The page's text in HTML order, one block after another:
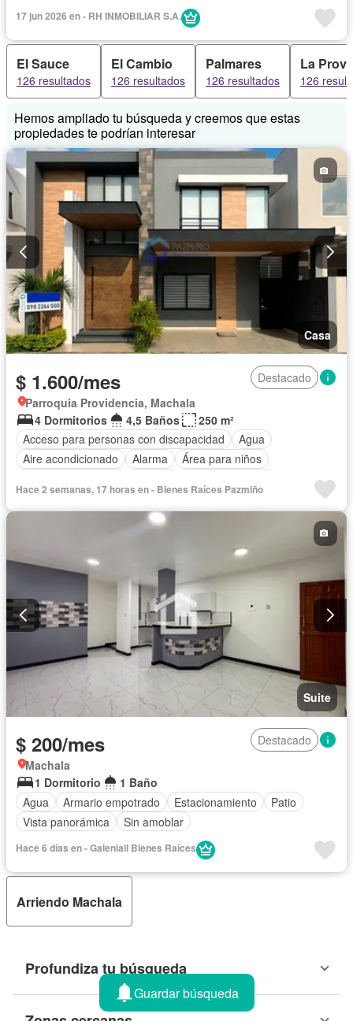
17 jun 2026 en - RH INMOBILIAR S.A.
El Sauce
126 resultados
El Cambio
126 resultados
Palmares
126 resultados
La
126
Hemos ampliado tu búsqueda y creemos que estas
propiedades te podrían interesar
Casa
$ 1.600/mes
Destacado
Parroquia Providencia, Machala
4 Dormitorios
4,5 Baños
250 m²
Acceso para personas con discapacidad
Agua
Aire acondicionado
Alarma
Área para niños
Cocina integral
Cocina equipada
Cuarto de servicio
Estacionamiento
Completamente amoblado
Hace 2 semanas, 17 horas en - Bienes Raíces Pazmiño
Suite
$ 200/mes
Destacado
Machala
1 Dormitorio
1 Baño
Agua
Armario empotrado Estacionamiento
Patio
Vista panorámica
Sin amoblar
Hace 6 días en - Galeniall Bienes Raíces
Arriendo Machala
Profundiza tu búsqueda
Guardar búsqueda